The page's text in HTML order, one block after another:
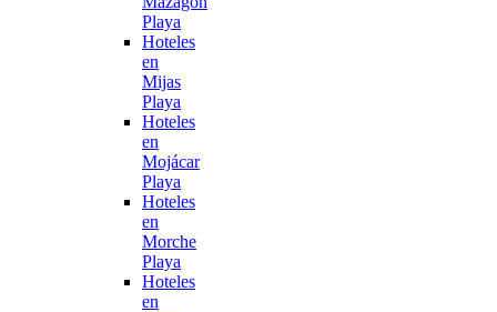
Playa
Hoteles
en
Mijas
Playa
Hoteles
en
Mojácar
Playa
Hoteles
en
Morche
Playa
Hoteles
en